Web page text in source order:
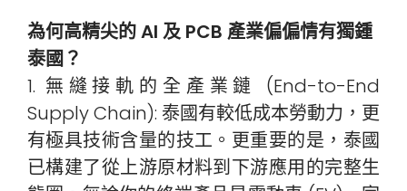
為何高精尖的 AI 及 PCB 產業偏偏情有獨鍾
泰國？
1. 無縫接軌的全產業鏈 (End-to-End
Supply Chain): 泰國有較低成本勞動力，更
有極具技術含量的技工。更重要的是，泰國
已構建了從上游原材料到下游應用的完整生